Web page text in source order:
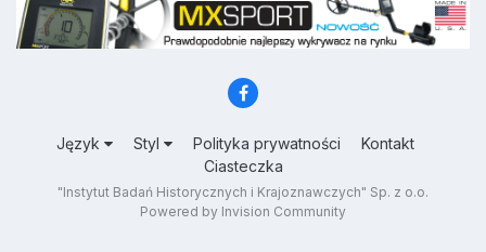
Język Styl Polityka prywatności
Kontakt
Ciasteczka
"Instytut Badań Historycznych i Krajoznawczych" Sp. z o.o.
Powered by Invision Community